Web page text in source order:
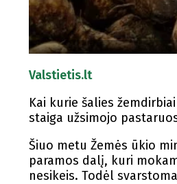
Valstietis.lt
Kai kurie šalies
staiga užsimojo
Šiuo metu Žemės ūkio
paramos dalį, kuri
nesikeis. Todėl